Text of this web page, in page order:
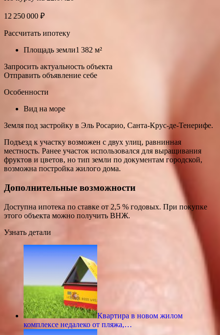
12 250 000 ₽
Рассчитать ипотеку
Площадь земли1 382 м²
Запросить актуальность объекта
Отправить объявление себе
Особенности
Вид на море
Земля под застройку в Эль Росарио, Санта-Крус‑де-Тенерифе.
Подъезд к участку возможен с двух улиц, равнинная
местность. Ранее участок использовался для выращивания
фруктов и цветов, но тип земли по документам городской,
возможна постройка жилого дома.
Дополнительные возможности
Доступна ипотека по ставке от 2,5 % годовых. При покупке
этого объекта можно получить ВНЖ.
Узнать детали
Квартира в новом жилом
комплексе недалеко от пляжа,…